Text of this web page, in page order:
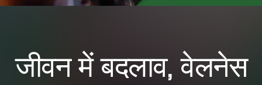
​जीवन में बदलाव, वेलनेस